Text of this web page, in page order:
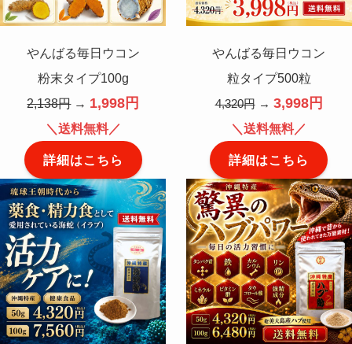
やんばる毎日ウコン
粉末タイプ100g
2,138円→ 1,998円
＼送料無料／
詳細はこちら
やんばる毎日ウコン
粒タイプ500粒
4,320円→ 3,998円
＼送料無料／
詳細はこちら